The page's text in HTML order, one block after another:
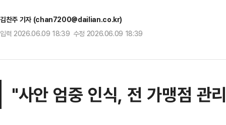
김찬주 기자 (chan7200@dailian.co.kr)
입력 2026.06.09 18:39 수정 2026.06.09 18:39
"사안 엄중 인식, 전 가맹점 관